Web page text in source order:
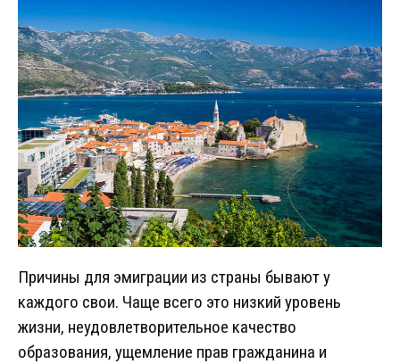
Причины для эмиграции из страны бывают у
каждого свои. Чаще всего это низкий уровень
жизни, неудовлетворительное качество
образования, ущемление прав гражданина и